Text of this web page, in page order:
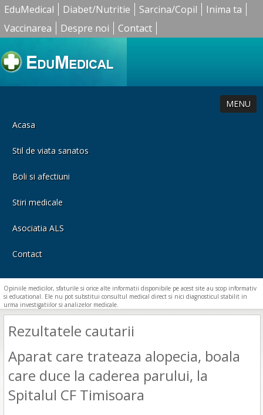
EduMedical Diabet/Nutritie Sarcina/Copil
Inima ta
Vaccinarea
Despre noi Contact
MENU
Acasa
Stil de viata sanatos
Boli si afectiuni
Stiri medicale
Asociatia ALS
Contact
Opiniile medicilor, sfaturile si orice alte informatii disponibile pe acest site au scop informativ
si educational. Ele nu pot substitui consultul medical direct si nici diagnosticul stabilit in
urma investigatiilor si analizelor medicale.
Rezultatele cautarii
Aparat care trateaza alopecia, boala
care duce la caderea parului, la
Spitalul CF Timisoara